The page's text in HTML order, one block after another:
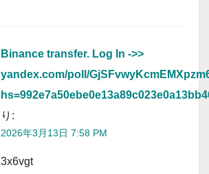
Binance transfer. Log In ->>
yandex.com/poll/
り:
2026年3月13日 7:58 PM
3x6vgt